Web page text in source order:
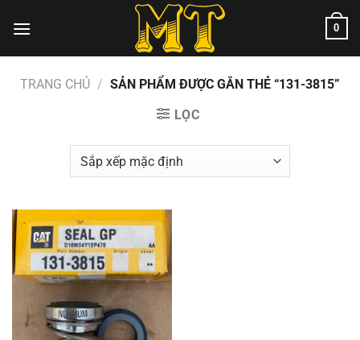
đến
0
TRANG CHỦ / SẢN PHẨM ĐƯỢC GẮN THẺ “131-3815”
LỌC